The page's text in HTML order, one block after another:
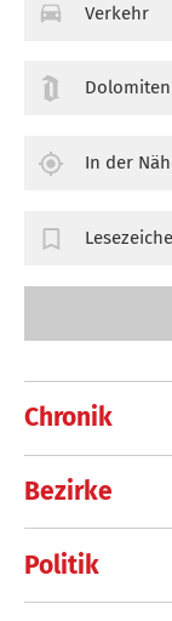
Chronik
Bezirke
Politik
Verkehr
Dolomiten
In der